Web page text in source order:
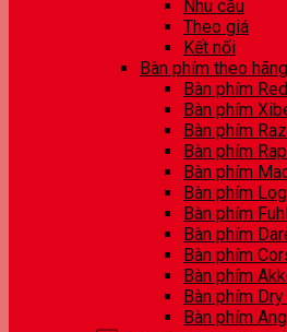
Nhu cầu
Theo giá
Kết nối
Bàn phím theo hãng
Bàn phím
Bàn phím
Bàn phím
Bàn phím
Bàn phím
Bàn phím
Bàn phím
Bàn phím
Bàn phím
Bàn phím
Bàn phím
Bàn phím